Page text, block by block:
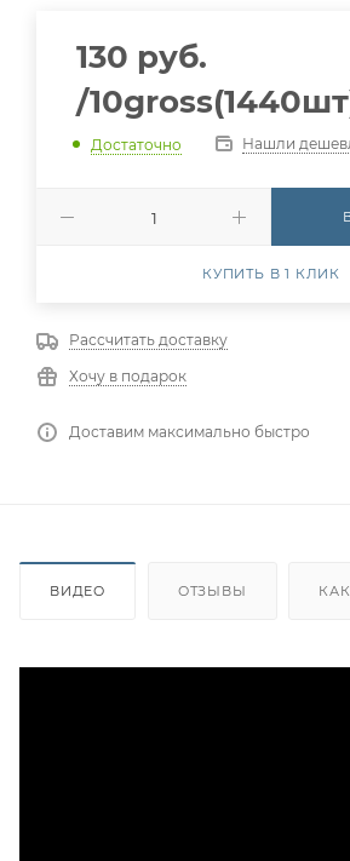
130 руб.
/
Достаточно Нашли
КУПИТЬ В 1 КЛИК
Рассчитать доставку
Хочу в подарок
Доставим максимально быстро
ВИДЕО ОТЗЫВЫ